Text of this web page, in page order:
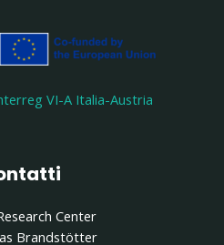
VI-A Italia-Austria
Center
Brandstötter